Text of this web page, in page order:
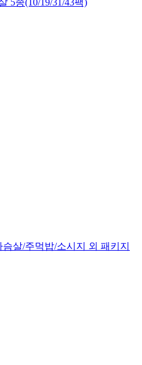
5종(10/19/31/43팩)
살/주먹밥/소시지 외 패키지